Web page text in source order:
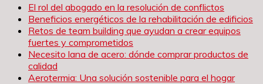
El rol del abogado en la resolución de conflictos
Beneficios energéticos de la rehabilitación de edificios
Retos de team building que ayudan a crear equipos
fuertes y comprometidos
Necesito lana de acero: dónde comprar productos de
calidad
Aerotermia: Una solución sostenible para el hogar